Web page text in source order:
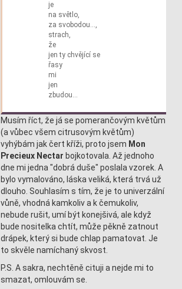
je
na světlo,
za svobodou…,
strach,
že
jen ty chvějící se
řasy
mi
jen
zbudou…
Musím říct, že já se pomerančovým květům
(a vůbec všem citrusovým květům)
vyhýbám jak čert kříži, proto jsem Mon
Precieux Nectar bojkotovala. Až jednoho
dne mi jedna "dobrá duše" poslala vzorek. A
bylo vymalováno, láska veliká, která trvá už
dlouho. Souhlasím s tím, že je to univerzální
vůně, vhodná kamkoliv a k čemukoliv,
nebude rušit, umí být konejšivá, ale když
bude nositelka chtít, může pěkně zatnout
drápek, který si bude chlap pamatovat. Je
to skvěle namíchaný skvost.
P.S. A sakra, nechtěně cituji a nejde mi to
smazat, omlouvám se.